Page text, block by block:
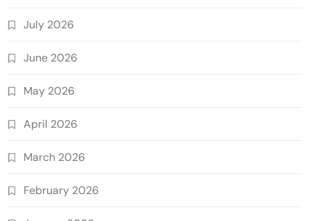
July 2026
June 2026
May 2026
April 2026
March 2026
February 2026